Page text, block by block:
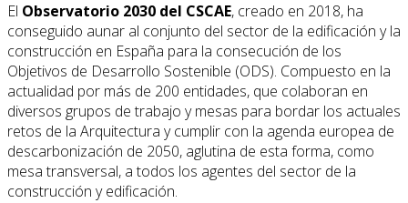
El Observatorio 2030 del CSCAE, creado en 2018, ha
conseguido aunar al conjunto del sector de la edificación y la
construcción en España para la consecución de los
Objetivos de Desarrollo Sostenible (ODS). Compuesto en la
actualidad por más de 200 entidades, que colaboran en
diversos grupos de trabajo y mesas para bordar los actuales
retos de la Arquitectura y cumplir con la agenda europea de
descarbonización de 2050, aglutina de esta forma, como
mesa transversal, a todos los agentes del sector de la
construcción y edificación.